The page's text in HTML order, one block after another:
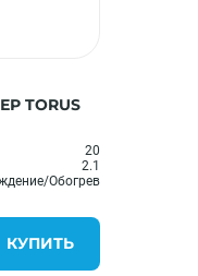
TORUS
20
2.1
Обогрев
КУПИТЬ